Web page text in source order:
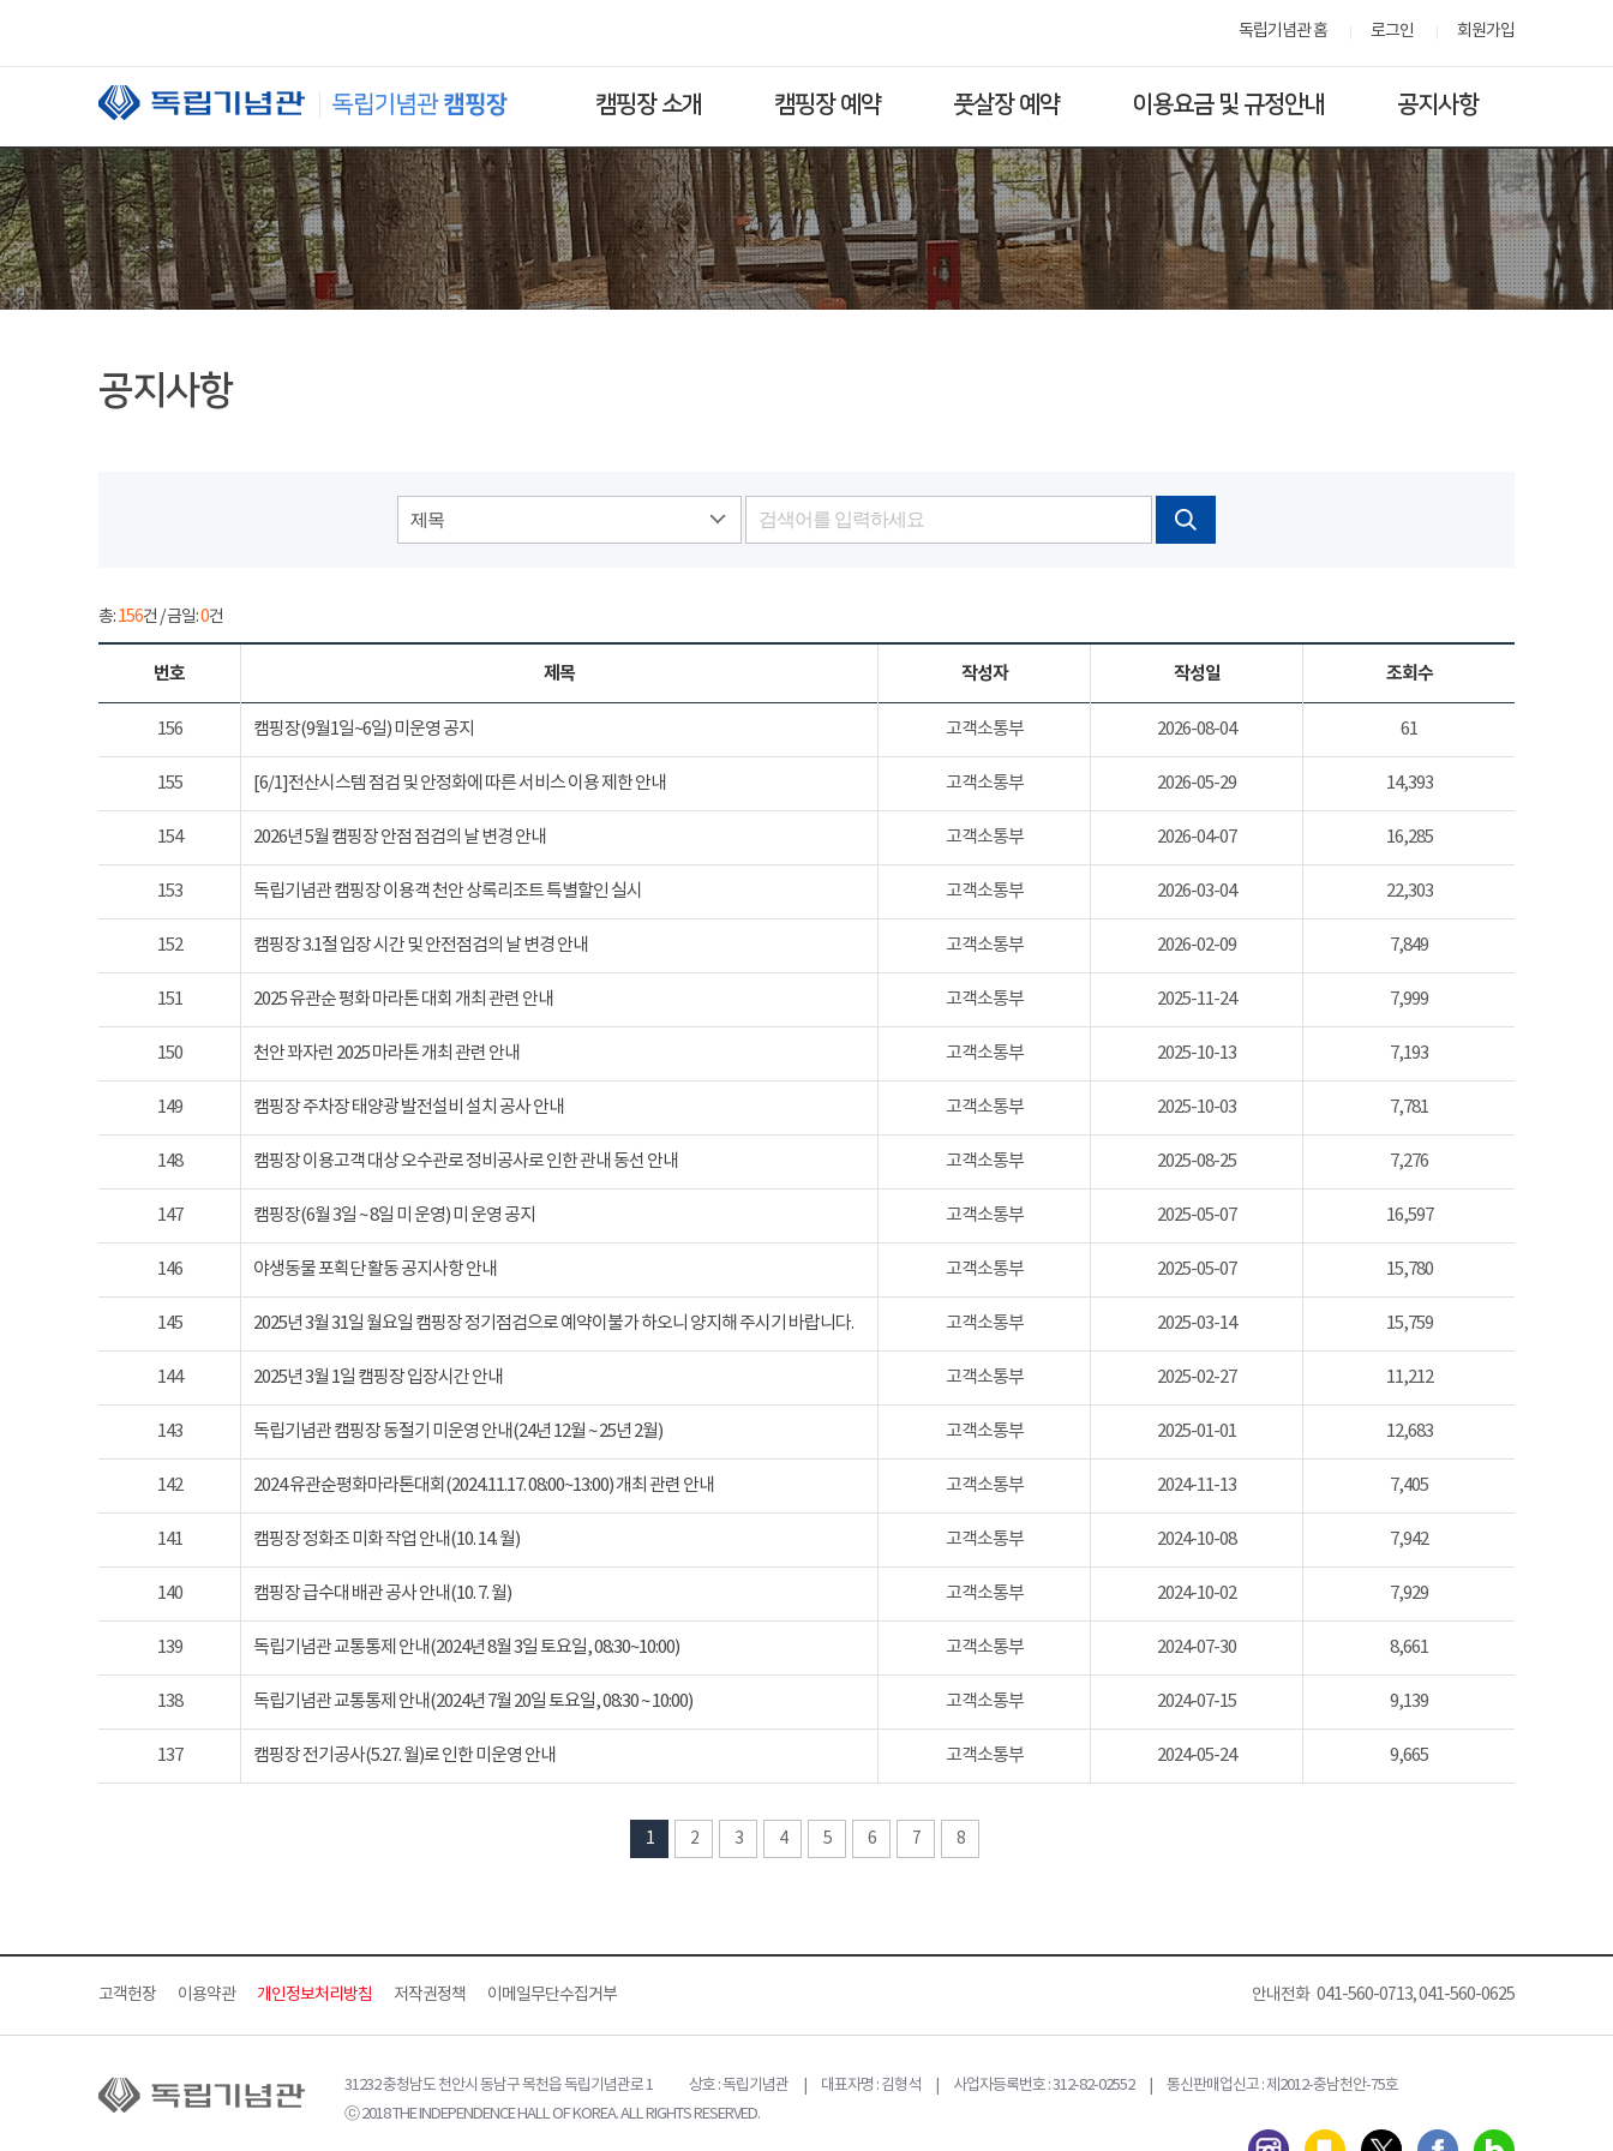
독립기념관 홈 로그인 회원가입
캠핑장 소개 캠핑장 예약 풋살장 예약 이용요금 및 규정안내 공지사항
공지사항
제목
총:156건 / 금일:0건
번호 제목 작성자 작성일 조회수
156 캠핑장(9월1일~6일) 미운영 공지 고객소통부 2026-08-04 61
155 [6/1]전산시스템 점검 및 안정화에 따른 서비스 이용 제한 안내 고객소통부 2026-05-29 14,393
154 2026년 5월 캠핑장 안점 점검의 날 변경 안내 고객소통부 2026-04-07 16,285
153 독립기념관 캠핑장 이용객 천안 상록리조트 특별할인 실시 고객소통부 2026-03-04 22,303
152 캠핑장 3.1절 입장 시간 및 안전점검의 날 변경 안내 고객소통부 2026-02-09 7,849
151 2025 유관순 평화 마라톤 대회 개최 관련 안내 고객소통부 2025-11-24 7,999
150 천안 꽈자런 2025 마라톤 개최 관련 안내 고객소통부 2025-10-13 7,193
149 캠핑장 주차장 태양광 발전설비 설치 공사 안내 고객소통부 2025-10-03 7,781
148 캠핑장 이용고객 대상 오수관로 정비공사로 인한 관내 동선 안내 고객소통부 2025-08-25 7,276
147 캠핑장(6월 3일 ~ 8일 미 운영) 미 운영 공지 고객소통부 2025-05-07 16,597
146 야생동물 포획단 활동 공지사항 안내 고객소통부 2025-05-07 15,780
145 2025년 3월 31일 월요일 캠핑장 정기점검으로 예약이불가 하오니 양지해 주시기 바랍니다. 고객소통부 2025-03-14 15,759
144 2025년 3월 1일 캠핑장 입장시간 안내 고객소통부 2025-02-27 11,212
143 독립기념관 캠핑장 동절기 미운영 안내(24년 12월 ~ 25년 2월) 고객소통부 2025-01-01 12,683
142 2024 유관순평화마라톤대회(2024.11.17. 08:00~13:00) 개최 관련 안내 고객소통부 2024-11-13 7,405
141 캠핑장 정화조 미화 작업 안내(10. 14. 월) 고객소통부 2024-10-08 7,942
140 캠핑장 급수대 배관 공사 안내(10. 7. 월) 고객소통부 2024-10-02 7,929
139 독립기념관 교통통제 안내(2024년 8월 3일 토요일, 08:30~10:00) 고객소통부 2024-07-30 8,661
138 독립기념관 교통통제 안내(2024년 7월 20일 토요일, 08:30 ~ 10:00) 고객소통부 2024-07-15 9,139
137 캠핑장 전기공사(5.27. 월)로 인한 미운영 안내 고객소통부 2024-05-24 9,665
1 2 3 4 5 6 7 8
고객헌장 이용약관 개인정보처리방침 저작권정책 이메일무단수집거부 안내전화 041-560-0713, 041-560-0625
31232 충청남도 천안시 동남구 목천읍 독립기념관로 1
상호 : 독립기념관 | 대표자명 : 김형석 | 사업자등록번호 : 312-82-02552 | 통신판매업신고 : 제2012-충남천안-75호
ⓒ 2018 THE INDEPENDENCE HALL OF KOREA. ALL RIGHTS RESERVED.